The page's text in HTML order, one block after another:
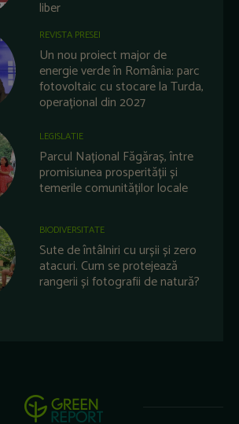
liber
REVISTA PRESEI
Un nou proiect major de
energie verde în România: parc
fotovoltaic cu stocare la Turda,
operațional din 2027
LEGISLATIE
Parcul Național Făgăraș, între
promisiunea prosperității și
temerile comunităților locale
BIODIVERSITATE
Sute de întâlniri cu urșii și zero
atacuri. Cum se protejează
rangerii și fotografii de natură?